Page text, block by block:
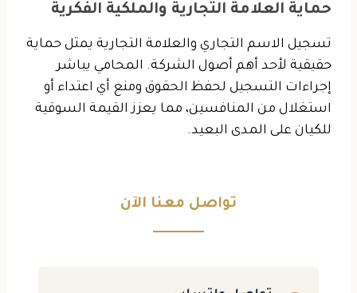
حماية العلامة التجارية والملكية الفكرية
تسجيل الاسم التجاري والعلامة التجارية يمثل حماية
حقيقية لأحد أهم أصول الشركة. المحامي يباشر
إجراءات التسجيل لحفظ الحقوق ومنع أي اعتداء أو
استغلال من المنافسين، مما يعزز القيمة السوقية
للكيان على المدى البعيد.
تواصل معنا الآن